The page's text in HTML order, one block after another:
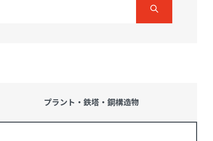
プラント・鉄塔・ 鋼構造物